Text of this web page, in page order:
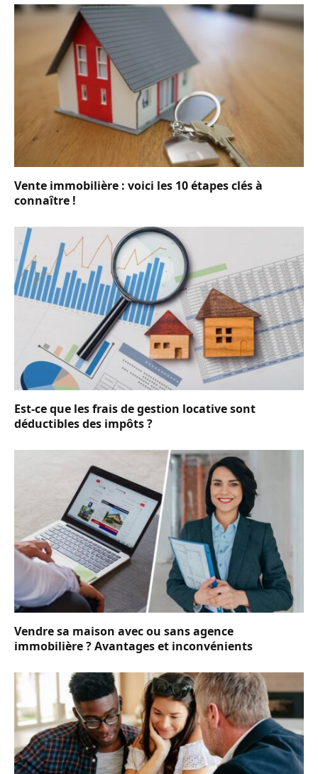
Vente immobilière : voici les 10 étapes clés à
connaître !
Est-ce que les frais de gestion locative sont
déductibles des impôts ?
Vendre sa maison avec ou sans agence
immobilière ? Avantages et inconvénients